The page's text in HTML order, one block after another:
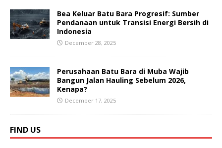
Bea Keluar Batu Bara Progresif: Sumber
Pendanaan untuk Transisi Energi Bersih di
Indonesia
December 28, 2025
Perusahaan Batu Bara di Muba Wajib
Bangun Jalan Hauling Sebelum 2026,
Kenapa?
December 17, 2025
FIND US